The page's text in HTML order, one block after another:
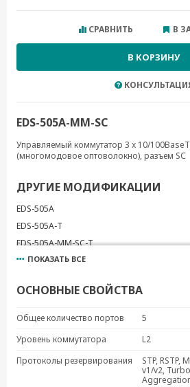
СРАВНИТЬ В
В КОРЗИНУ
EDS-505A-MM-SC
Управляемый коммутатор 3 x 10/
(многомодовое оптоволокно), разъем SС
ДРУГИЕ МОДИФИКАЦИИ
EDS-505A
EDS-505A-T
EDS-505A-MM-SC-T
EDS-505A-MM-ST-T
EDS-505A-SS-SC
EDS-505A-SS-SC-T
ПОКАЗАТЬ ВСЕ
ОСНОВНЫЕ СВОЙСТВА
Общее количество портов
5
Уровень коммутатора
L2
Протоколы резервирования
STP, RSTP,
v1/v2,